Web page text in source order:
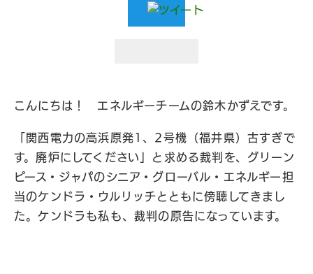
こんにちは！ エネルギーチームの鈴木かずえです。
「関西電力の高浜原発1、2号機（福井県）古すぎで
す。廃炉にしてください」と求める裁判を、グリーン
ピース・ジャパのシニア・グローバル・エネルギー担
当のケンドラ・ウルリッチとともに傍聴してきまし
た。ケンドラも私も、裁判の原告になっています。